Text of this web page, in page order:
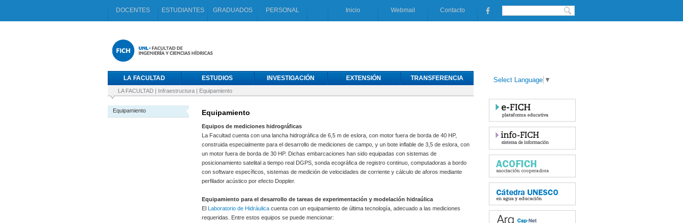
DOCENTES ESTUDIANTES GRADUADOS PERSONAL Inicio Webmail Contacto
Select Language ▼
LA FACULTAD ESTUDIOS INVESTIGACIÓN EXTENSIÓN TRANSFERENCIA
LA FACULTAD | Infraestructura | Equipamiento
Equipamiento Equipamiento
Equipos de mediciones hidrográficas
La Facultad cuenta con una lancha hidrográfica de 6,5 m de eslora, con motor fuera de borda de 40 HP,
construida especialmente para el desarrollo de mediciones de campo, y un bote inflable de 3,5 de eslora, con
un motor fuera de borda de 30 HP. Dichas embarcaciones han sido equipadas con sistemas de
posicionamiento satelital a tiempo real DGPS, sonda ecográfica de registro continuo, computadoras a bordo
con software específicos, sistemas de medición de velocidades de corriente y cálculo de aforos mediante
perfilador acústico por efecto Doppler.
Equipamiento para el desarrollo de tareas de experimentación y modelación hidraúlica
El
Laboratorio de Hidráulica cuenta con un equipamiento de última tecnología, adecuado a las mediciones
requeridas. Entre estos equipos se puede mencionar: